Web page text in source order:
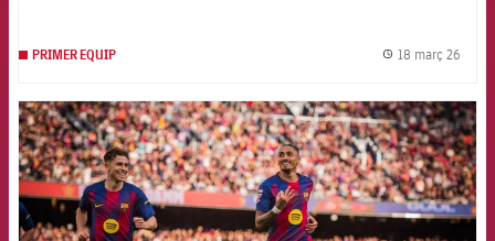
PRIMER EQUIP 18 març 26
FCB Barcelona badge